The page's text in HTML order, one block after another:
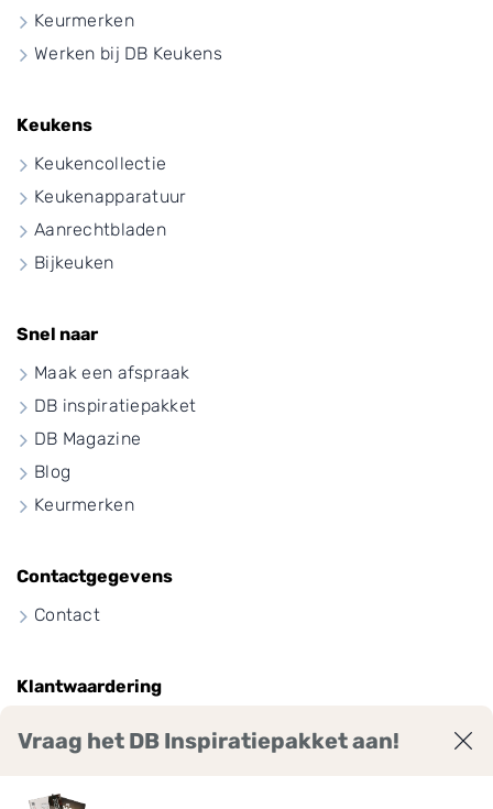
Vraag het DB Inspiratiepakket aan!
Keurmerken
Werken bij DB Keukens
Keukens
Keukencollectie
Keukenapparatuur
Aanrechtbladen
Bijkeuken
Snel naar
Maak een afspraak
DB inspiratiepakket
DB Magazine
Blog
Keurmerken
Contactgegevens
Contact
Klantwaardering
9